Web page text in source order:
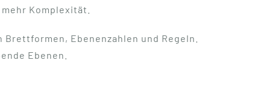
Komplexität.
Ebenenzahlen und Regeln.
Ebenen.